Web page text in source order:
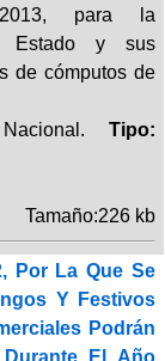
para la
Estado y sus
de cómputos de
Nacional.Tipo:
Tamaño:226 kb
Por La Que Se
Y Festivos
Podrán
El Año